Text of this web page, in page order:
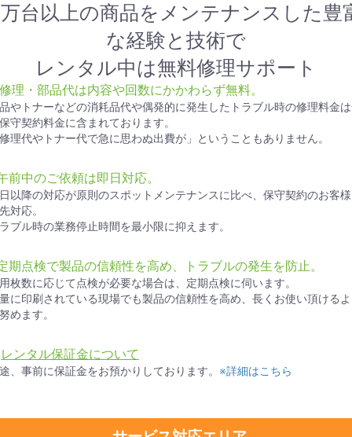
台以上の商品をメンテナンスした豊
な経験と技術で
レンタル中は無料修理サポート
理・部品代は内容や回数にかかわらず無料。
やトナーなどの消耗品代や偶発的に発生したトラブル時の修理料金
守契約料金に含まれております。
理代やトナー代で急に思わぬ出費が」ということもありません。
前中のご依頼は即日対応。
以降の対応が原則のスポットメンテナンスに比べ、保守契約のお客
対応。
ブル時の業務停止時間を最小限に抑えます。
期点検で製品の信頼性を高め、トラブルの発生を防止。
枚数に応じて点検が必要な場合は、定期点検に伺います。
に印刷されている現場でも製品の信頼性を高め、長くお使い頂ける
めます。
レンタル保証金について
、事前に保証金をお預かりしております。 ※詳細はこちら